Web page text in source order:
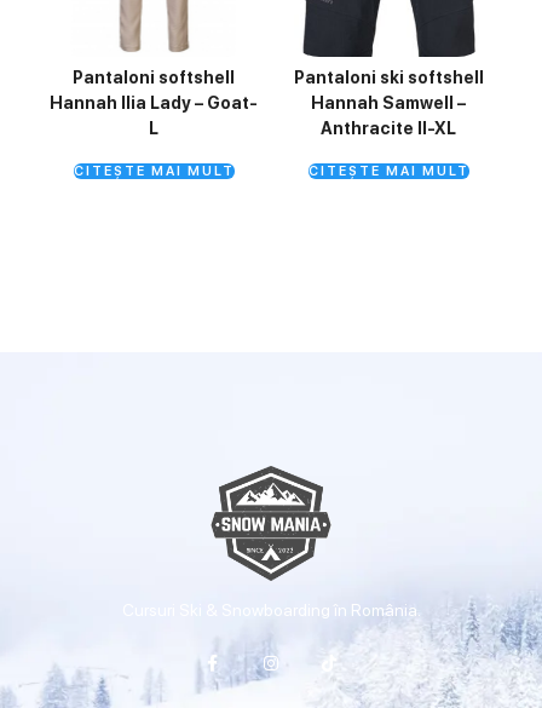
Pantaloni softshell
Hannah Ilia Lady – Goat-
L
CITEȘTE MAI MULT
Pantaloni ski softshell
Hannah Samwell –
Anthracite II-XL
CITEȘTE MAI MULT
Cursuri Ski & Snowboarding în România.